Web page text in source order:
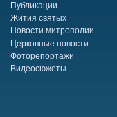
Публикации
Жития святых
Новости митрополии
Церковные новости
Фоторепортажи
Видеосюжеты